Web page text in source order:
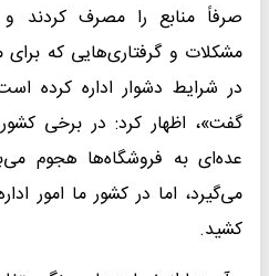
صرفاً منابع را مصرف کردند
مشکلات و گرفتاری‌هایی که برای
در شرایط دشوار اداره کرده
گفت»، اظهار کرد: در برخی
عده‌ای به فروشگاه‌ها هجوم
می‌گیرد، اما در کشور ما امور
کشید.